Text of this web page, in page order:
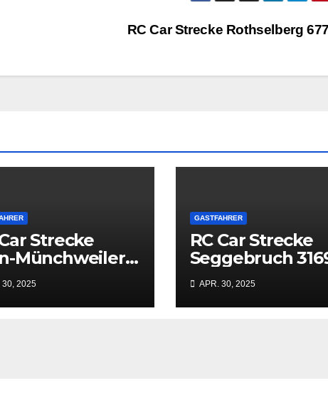
RC Car Strecke Rothselberg
Strecke
Münchweiler
30, 2025
GASTFAHRER
RC Car Strecke
Seggebruch
APR. 30, 2025